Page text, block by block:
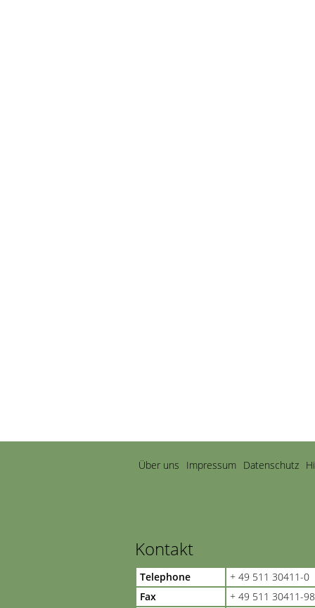
Navigation
überspringen
Über uns Impressum Datenschutz
Kontakt
Telephone
+ 49 511 30411-0
Fax
+ 49 511 30411-98